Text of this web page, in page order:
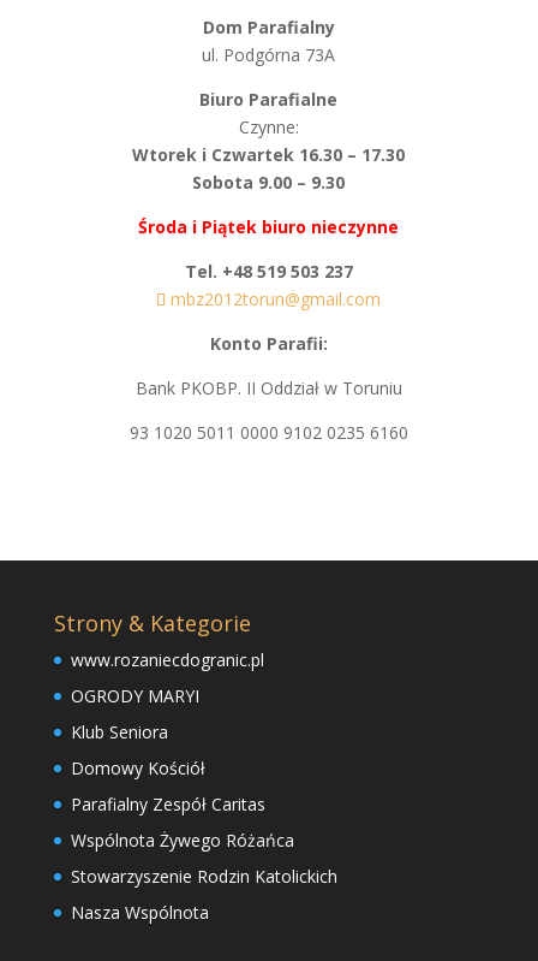
Dom Parafialny
ul. Podgórna 73A
Biuro Parafialne
Czynne:
Wtorek i Czwartek 16.30 – 17.30
Sobota 9.00 – 9.30
Środa i Piątek biuro nieczynne
Tel. +48 519 503 237
mbz2012torun@gmail.com
Konto Parafii:
Bank PKOBP. II Oddział w Toruniu
93 1020 5011 0000 9102 0235 6160
Strony & Kategorie
www.rozaniecdogranic.pl
OGRODY MARYI
Klub Seniora
Domowy Kościół
Parafialny Zespół Caritas
Wspólnota Żywego Różańca
Stowarzyszenie Rodzin Katolickich
Nasza Wspólnota